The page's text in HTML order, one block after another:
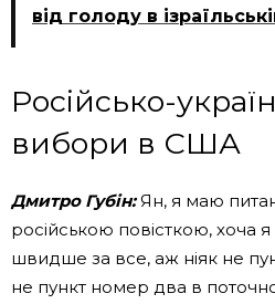
від голоду в
Російсько-
вибори в США
Дмитро Губін:Ян, я маю
російською повісткою, хоча
швидше за все, аж ніяк не
не пункт номер два в